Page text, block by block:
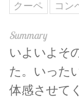
クーペ
コン
いよいよそ
た。いった
体感させて